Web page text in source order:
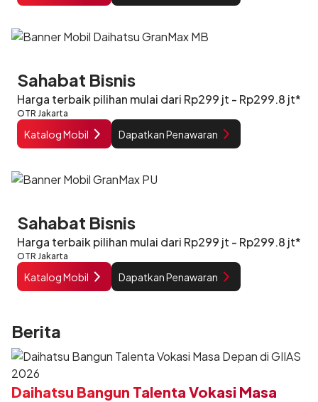
Sahabat Bisnis
Harga terbaik pilihan mulai dari Rp299 jt - Rp299.8 jt*
OTR Jakarta
Katalog Mobil Dapatkan Penawaran
Sahabat Bisnis
Harga terbaik pilihan mulai dari Rp299 jt - Rp299.8 jt*
OTR Jakarta
Katalog Mobil Dapatkan Penawaran
Berita
Daihatsu Bangun Talenta Vokasi Masa